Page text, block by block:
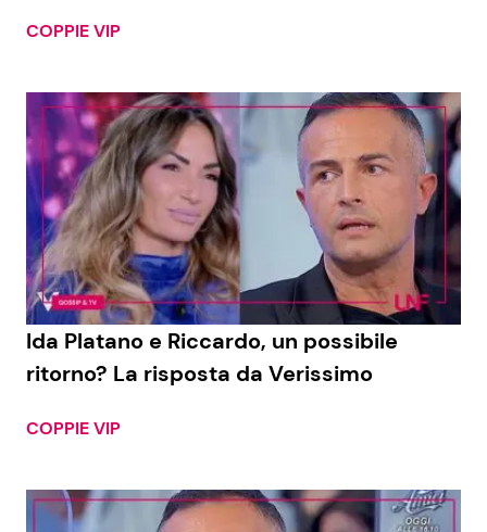
Moda e Style
Mondo Mamma
News benessere
Salute
Viaggi e Turismo
Festività
Le Ricette in TV
Primi Piatti
Ricette Facili e Veloci
Ricette Feste
Ricette per Bambini
Seguici
COPPIE VIP
Ida Platano e Riccardo, un possibile
ritorno? La risposta da Verissimo
COPPIE VIP